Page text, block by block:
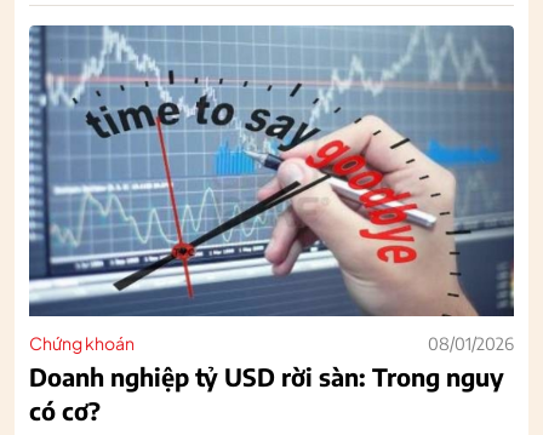
Chứng khoán 08/01/2026
Doanh nghiệp tỷ USD rời sàn: Trong nguy
có cơ?